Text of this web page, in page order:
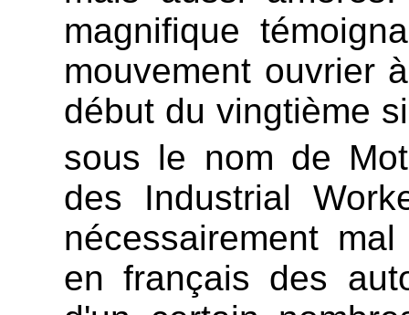
magnifique
mouvement ouvrier
début du vingtième
sous le nom de
des Industrial
nécessairement
en français des